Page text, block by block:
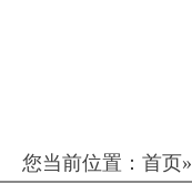
您当前位置： 首页»